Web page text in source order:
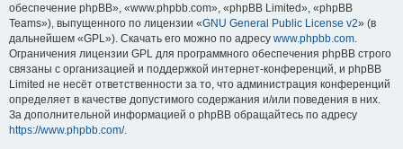
обеспечение phpBB», «www.phpbb.com», «phpBB Limited», «phpBB
Teams»), выпущенного по лицензии «GNU General Public License v2» (в
дальнейшем «GPL»). Скачать его можно по адресу www.phpbb.com.
Ограничения лицензии GPL для программного обеспечения phpBB строго
связаны с организацией и поддержкой интернет-конференций, и phpBB
Limited не несёт ответственности за то, что администрация конференций
определяет в качестве допустимого содержания и/или поведения в них.
За дополнительной информацией о phpBB обращайтесь по адресу
https://www.phpbb.com/.